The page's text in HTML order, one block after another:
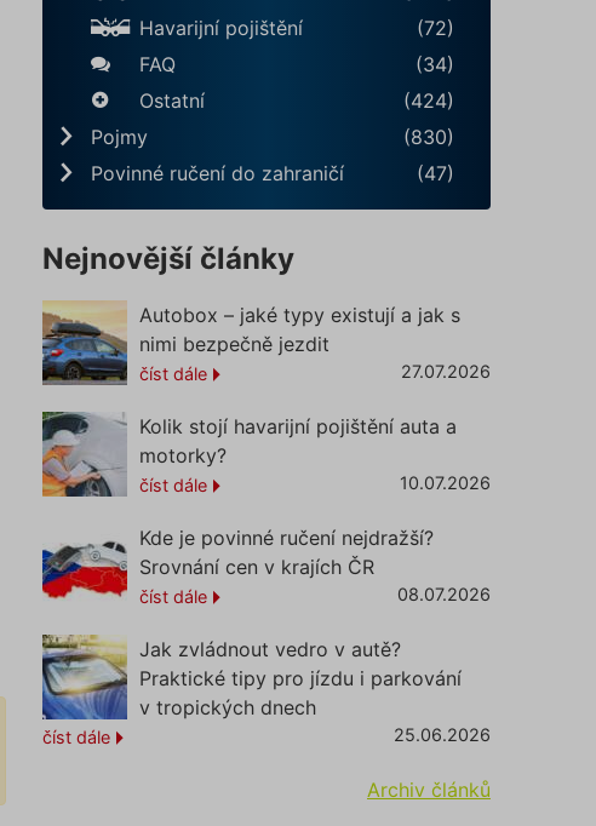
Havarijní pojištění
(72)
FAQ
(34)
Ostatní
(424)
Pojmy
(830)
Povinné ručení do zahraničí
(47)
Nejnovější články
Autobox – jaké typy existují a jak s
nimi bezpečně jezdit
číst dále 27.07.2026
Kolik stojí havarijní pojištění auta a
motorky?
číst dále 10.07.2026
Kde je povinné ručení nejdražší?
Srovnání cen v krajích ČR
číst dále 08.07.2026
Jak zvládnout vedro v autě?
Praktické tipy pro jízdu i parkování
v tropických dnech
číst dále 25.06.2026
Archiv článků